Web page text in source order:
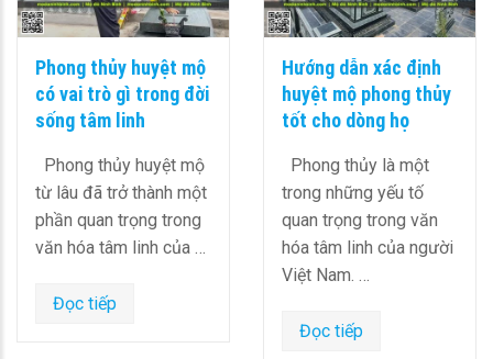
Phong thủy huyệt mộ
có vai trò gì trong đời
sống tâm linh
Phong thủy huyệt mộ
từ lâu đã trở thành một
phần quan trọng trong
văn hóa tâm linh của …
Đọc tiếp
Hướng dẫn xác định
huyệt mộ phong thủy
tốt cho dòng họ
Phong thủy là một
trong những yếu tố
quan trọng trong văn
hóa tâm linh của người
Việt Nam. …
Đọc tiếp